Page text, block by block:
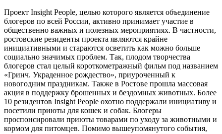
Проект Insight People, целью которого является объединение
блогеров по всей России, активно принимает участие в
общественно важных и полезных мероприятиях. В частности,
ростовские резиденты проекта являются крайне
инициативными и стараются осветить как можно больше
социально значимых проблем. Так, плодом творчества
блогеров стал целый короткометражный фильм под названием
«Гринч. Украденное рождество», приуроченный к
новогодним праздникам. Также в Ростове прошла массовая
акция в поддержку брошенных и бездомных животных. Более
10 резидентов Insight People охотно поддержали инициативу и
посетили приюты для кошек и собак. Блогеры
проспонсировали приюты товарами по уходу за животными и
кормом для питомцев. Помимо вышеупомянутого события,